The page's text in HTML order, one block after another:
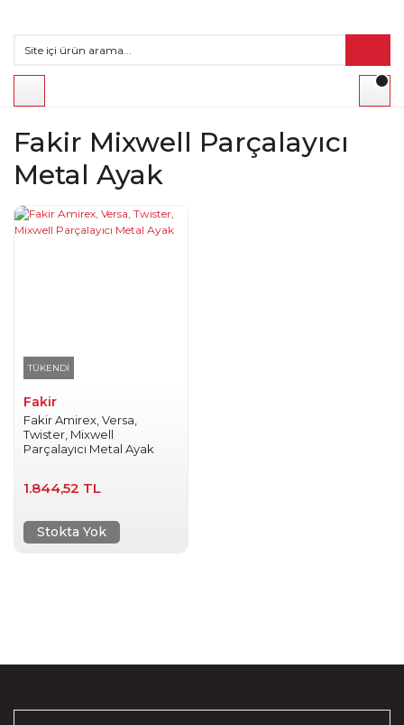
Fakir Mixwell Parçalayıcı
Metal Ayak
TÜKENDİ
Fakir
Fakir Amirex, Versa,
Twister, Mixwell
Parçalayıcı Metal Ayak
1.844,52 TL
Stokta Yok